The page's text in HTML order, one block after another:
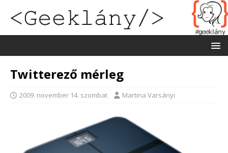
Twitterező mérleg
2009. november 14. szombat Martina Varsányi